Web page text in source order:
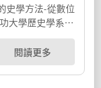
史學方法-從數位
閱讀更多